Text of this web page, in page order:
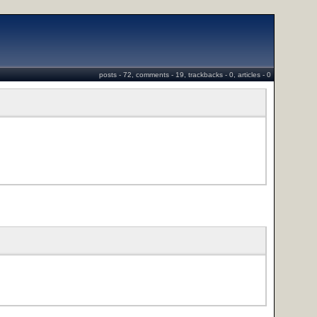
posts - 72, comments - 19, trackbacks - 0, articles - 0